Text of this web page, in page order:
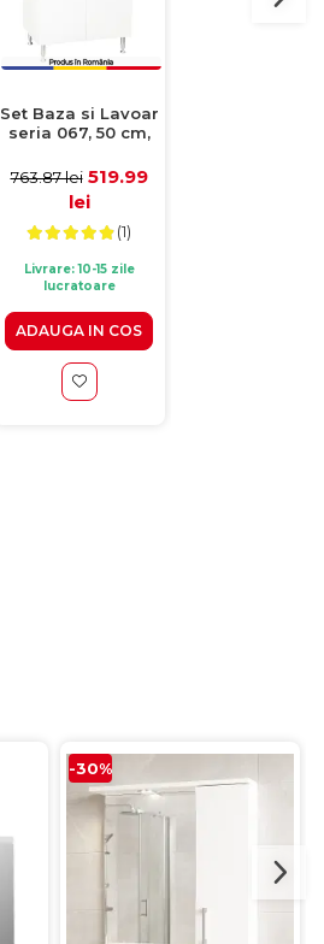
Set Baza si Lavoar
seria 067, 50 cm,
763.87 lei 519.99
lei
(1)
Livrare: 10-15 zile
lucratoare
ADAUGA IN COS
-30%